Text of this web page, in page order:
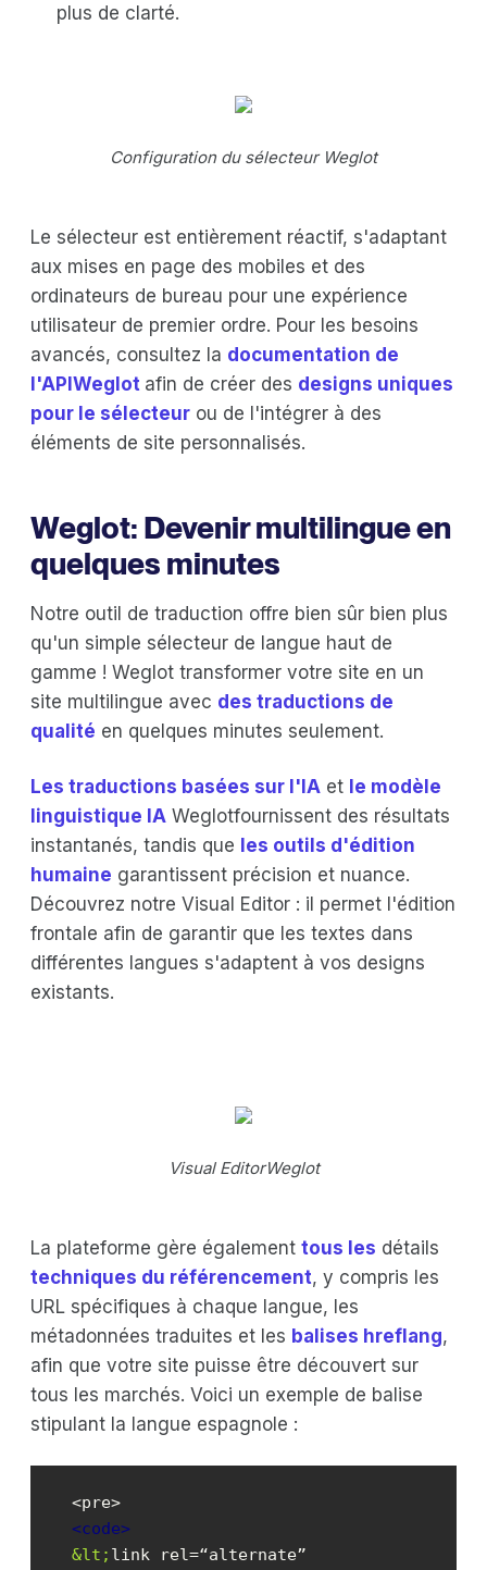
plus de clarté.
Configuration du sélecteur Weglot
Le sélecteur est entièrement réactif, s'adaptant
aux mises en page des mobiles et des
ordinateurs de bureau pour une expérience
utilisateur de premier ordre. Pour les besoins
avancés, consultez la documentation de
l'APIWeglot afin de créer des designs uniques
pour le sélecteur ou de l'intégrer à des
éléments de site personnalisés.
Weglot: Devenir multilingue en
quelques minutes
Notre outil de traduction offre bien sûr bien plus
qu'un simple sélecteur de langue haut de
gamme ! Weglot transformer votre site en un
site multilingue avec des traductions de
qualité en quelques minutes seulement.
Les traductions basées sur l'IA et le modèle
linguistique IA Weglotfournissent des résultats
instantanés, tandis que les outils d'édition
humaine garantissent précision et nuance.
Découvrez notre Visual Editor : il permet l'édition
frontale afin de garantir que les textes dans
différentes langues s'adaptent à vos designs
existants.
Visual EditorWeglot
La plateforme gère également tous les détails
techniques du référencement, y compris les
URL spécifiques à chaque langue, les
métadonnées traduites et les balises hreflang,
afin que votre site puisse être découvert sur
tous les marchés. Voici un exemple de balise
stipulant la langue espagnole :
<pre>
<code>
&lt; link rel=“alternate”